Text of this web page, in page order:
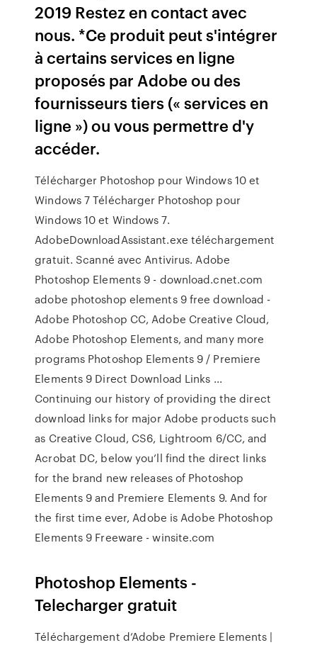
2019 Restez en contact avec
nous. *Ce produit peut s'intégrer
à certains services en ligne
proposés par Adobe ou des
fournisseurs tiers (« services en
ligne ») ou vous permettre d'y
accéder.
Télécharger Photoshop pour Windows 10 et
Windows 7 Télécharger Photoshop pour
Windows 10 et Windows 7.
AdobeDownloadAssistant.exe téléchargement
gratuit. Scanné avec Antivirus. Adobe
Photoshop Elements 9 - download.cnet.com
adobe photoshop elements 9 free download -
Adobe Photoshop CC, Adobe Creative Cloud,
Adobe Photoshop Elements, and many more
programs Photoshop Elements 9 / Premiere
Elements 9 Direct Download Links ...
Continuing our history of providing the direct
download links for major Adobe products such
as Creative Cloud, CS6, Lightroom 6/CC, and
Acrobat DC, below you’ll find the direct links
for the brand new releases of Photoshop
Elements 9 and Premiere Elements 9. And for
the first time ever, Adobe is Adobe Photoshop
Elements 9 Freeware - winsite.com
Photoshop Elements -
Telecharger gratuit
Téléchargement d’Adobe Premiere Elements |